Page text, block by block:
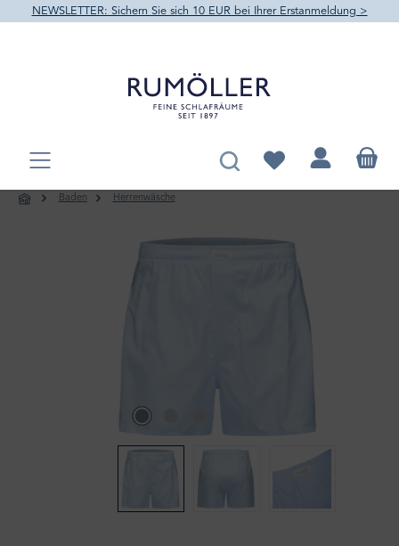
springen
NEWSLETTER: Sichern Sie sich 10 EUR bei Ihrer Erstanmeldung >
Du hast 0 Produkte
Baden Herrenwäsche